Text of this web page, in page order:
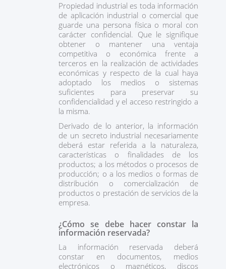
Propiedad industrial es toda información
de aplicación industrial o comercial que
guarde una persona física o moral con
carácter confidencial. Que le signifique
obtener o mantener una ventaja
competitiva o económica frente a
terceros en la realización de actividades
económicas y respecto de la cual haya
adoptado los medios o sistemas
suficientes para preservar su
confidencialidad y el acceso restringido a
la misma.
Derivado de lo anterior, la información
de un secreto industrial necesariamente
deberá estar referida a la naturaleza,
características o finalidades de los
productos; a los métodos o procesos de
producción; o a los medios o formas de
distribución o comercialización de
productos o prestación de servicios de la
empresa.
¿Cómo se debe hacer constar la
información reservada?
La información reservada deberá
constar en documentos, medios
electrónicos o magnéticos, discos